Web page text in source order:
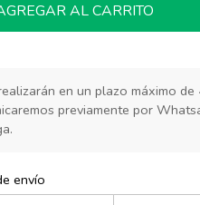
AL CARRITO
en un plazo máximo de
previamente por
envío